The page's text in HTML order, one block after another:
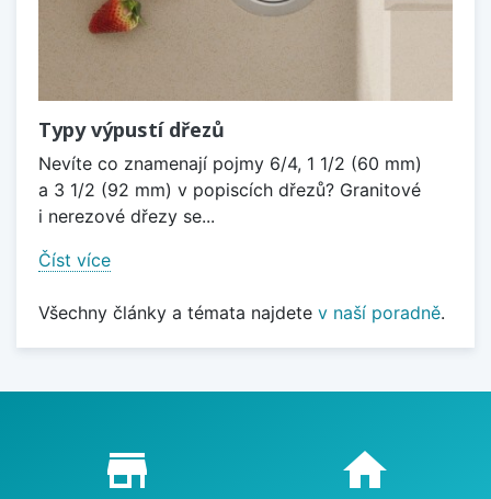
Typy výpustí dřezů
Nevíte co znamenají pojmy 6/4, 1 1/2 (60 mm)
a 3 1/2 (92 mm) v popiscích dřezů? Granitové
i nerezové dřezy se...
Číst více
Všechny články a témata najdete v naší poradně.
Proč nakupovat u nás?
store_mall_directory home